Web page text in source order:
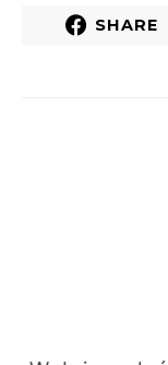
SHARE